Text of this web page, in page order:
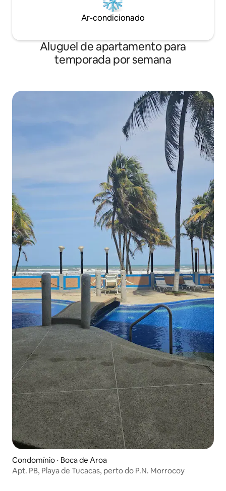
Ar-condicionado
Aluguel de apartamento para
temporada por semana
Condomínio ⋅ Boca de Aroa
Apt. PB, Playa de Tucacas, perto do P.N. Morrocoy